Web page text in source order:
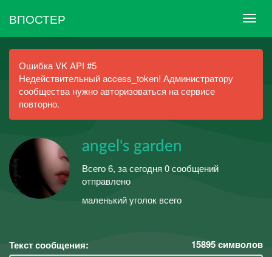
ВПОСТЕР
Ошибка VK API #5
Недействительный access_token! Администратору
сообщества нужно авторизоваться на сервисе
повторно.
angel's garden
Всего 6, за сегодня 0 сообщений
отправлено
маленький уголок всего
Текст сообщения: 15895символов